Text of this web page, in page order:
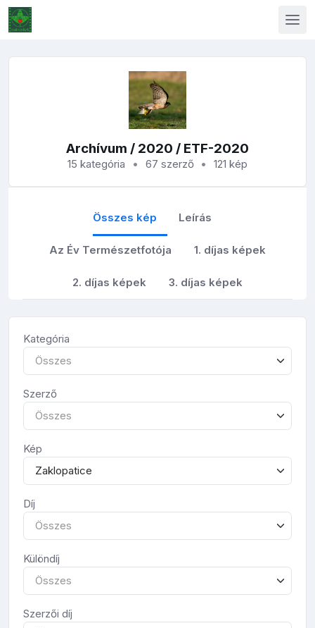
Archívum / 2020 / ETF-2020
15 kategória 67 szerző 121 kép
Összes kép Leírás
Az Év Természetfotója 1. díjas képek
2. díjas képek 3. díjas képek
Kategória
Összes
Szerző
Összes
Kép
Zaklopatice
Díj
Összes
Különdíj
Összes
Szerzői díj